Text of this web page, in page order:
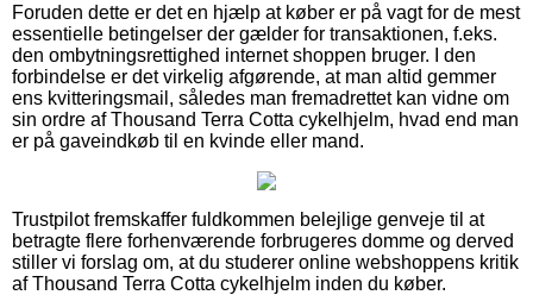
Foruden dette er det en hjælp at køber er på vagt for de mest
essentielle betingelser der gælder for transaktionen, f.eks.
den ombytningsrettighed internet shoppen bruger. I den
forbindelse er det virkelig afgørende, at man altid gemmer
ens kvitteringsmail, således man fremadrettet kan vidne om
sin ordre af Thousand Terra Cotta cykelhjelm, hvad end man
er på gaveindkøb til en kvinde eller mand.
Trustpilot fremskaffer fuldkommen belejlige genveje til at
betragte flere forhenværende forbrugeres domme og derved
stiller vi forslag om, at du studerer online webshoppens kritik
af Thousand Terra Cotta cykelhjelm inden du køber.